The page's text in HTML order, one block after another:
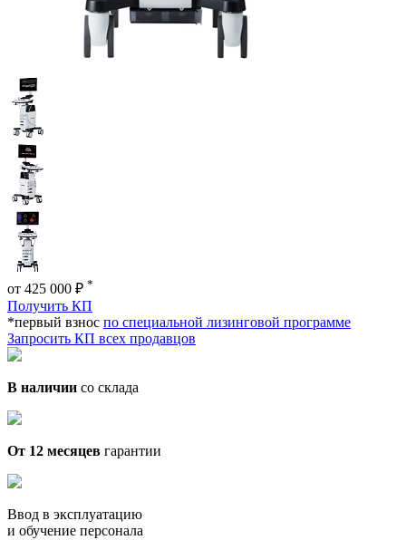
от 425 000 ₽ *
Получить КП
*первый взнос по специальной лизинговой программе
Запросить КП всех продавцов
В наличии со склада
От 12 месяцев гарантии
Ввод в эксплуатацию
и обучение персонала